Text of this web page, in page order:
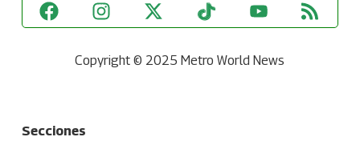
Copyright © 2025 Metro World News
Secciones